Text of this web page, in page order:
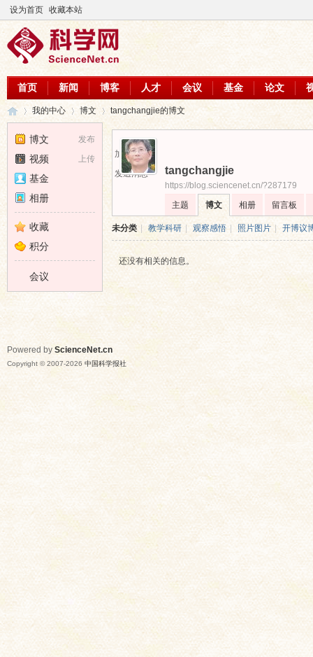
设为首页 收藏本站
首页 新闻 博客 人才 会议 基金 论文
›
我的中心 博文 tangchangjie的博文
加为好友
发送消息
tangchangjie
https://blog.sciencenet.cn/?287179
主题
博文 相册 留言板
未分类 教学科研 观察感悟 照片图片 开博议
还没有相关的信息。
发布
博文
上传
视频
基金
相册
收藏
积分
会议
Powered by ScienceNet.cn
Copyright © 2007-2026 中国科学报社